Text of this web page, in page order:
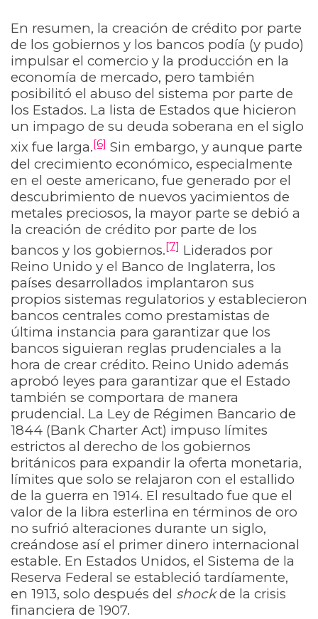
En resumen, la creación de crédito por parte
de los gobiernos y los bancos podía (y pudo)
impulsar el comercio y la producción en la
economía de mercado, pero también
posibilitó el abuso del sistema por parte de
los Estados. La lista de Estados que hicieron
un impago de su deuda soberana en el siglo
xix fue larga.[6] Sin embargo, y aunque parte
del crecimiento económico, especialmente
en el oeste americano, fue generado por el
descubrimiento de nuevos yacimientos de
metales preciosos, la mayor parte se debió a
la creación de crédito por parte de los
bancos y los gobiernos.[7] Liderados por
Reino Unido y el Banco de Inglaterra, los
países desarrollados implantaron sus
propios sistemas regulatorios y establecieron
bancos centrales como prestamistas de
última instancia para garantizar que los
bancos siguieran reglas prudenciales a la
hora de crear crédito. Reino Unido además
aprobó leyes para garantizar que el Estado
también se comportara de manera
prudencial. La Ley de Régimen Bancario de
1844 (Bank Charter Act) impuso límites
estrictos al derecho de los gobiernos
británicos para expandir la oferta monetaria,
límites que solo se relajaron con el estallido
de la guerra en 1914. El resultado fue que el
valor de la libra esterlina en términos de oro
no sufrió alteraciones durante un siglo,
creándose así el primer dinero internacional
estable. En Estados Unidos, el Sistema de la
Reserva Federal se estableció tardíamente,
en 1913, solo después del shockde la crisis
financiera de 1907.